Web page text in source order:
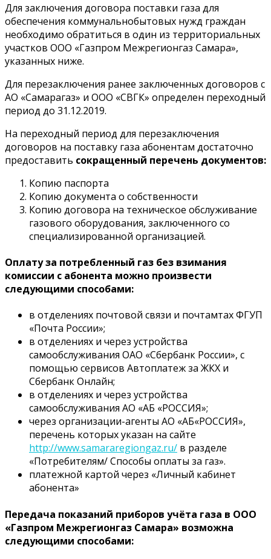
Для заключения договора поставки газа для
обеспечения коммунально­бытовых нужд граждан
необходимо обратиться в один из территориальных
участков ООО «Газпром Межрегионгаз Самара»,
указанных ниже.
Для перезаключения ранее заключенных договоров с
АО «Самарагаз» и ООО «СВГК» определен переходный
период до 31.12.2019.
На переходный период для перезаключения
договоров на поставку газа абонентам достаточно
предоставить сокращенный перечень документов:
Копию паспорта
Копию документа о собственности
Копию договора на техническое обслуживание
газового оборудования, заключенного со
специализированной организацией.
Оплату за потребленный газ без взимания
комиссии с абонента можно произвести
следующими способами:
в отделениях почтовой связи и почтамтах ФГУП
«Почта России»;
в отделениях и через устройства
самообслуживания ОАО «Сбербанк России», с
помощью сервисов Автоплатеж за ЖКХ и
Сбербанк Онлайн;
в отделениях и через устройства
самообслуживания АО «АБ «РОССИЯ»;
через организации-агенты АО «АБ«РОССИЯ»,
перечень которых указан на сайте
http://www.samararegiongaz.ru/ в разделе
«Потребителям/ Способы оплаты за газ».
платежной картой через «Личный кабинет
абонента»
Передача показаний приборов учёта газа в ООО
«Газпром Межрегионгаз Самара» возможна
следующими способами: